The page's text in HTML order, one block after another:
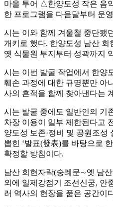
마을 투어 △한양도성 작은 음
한 프로그램을 다음달부터 운
시는 이와 함께 겨울철 중단됐
개키로 했다. 한양도성 남산 회
옛 식물원 부지부터 성곽까지
시는 이번 발굴 작업에서 한양
훼손 과정에 대한 규명뿐만 아
사의 흔적을 함께 찾아낸다는
시는 발굴 중에도 일반인의 기
차장 이용이 일부 제한된다고
양도성 보존·정비 및 공원조성
뽑힌 ‘발표(發表)를 바탕으로
확정할 방침이다.
남산 회현자락(숭례문∼옛 남
외에 일제강점기 조선신궁, 안
러 역사의 현장을 품은 공간이